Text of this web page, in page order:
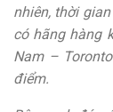
nhiên, thời
có hãng hàng
Nam –
điểm.